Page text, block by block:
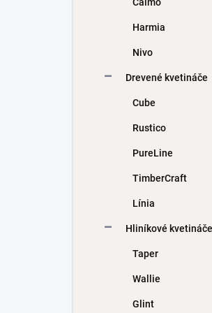
Harmia
Nivo
Drevené kvetináče
Cube
Rustico
PureLine
TimberCraft
Línia
Hliníkové kvetináče
Taper
Wallie
Glint